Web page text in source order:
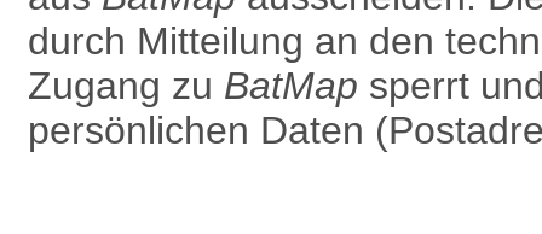
durch Mitteilung an den
Zugang zu BatMap sperrt
persönlichen Daten